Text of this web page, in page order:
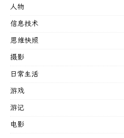
人物
信息技术
思维快照
摄影
日常生活
游戏
游记
电影